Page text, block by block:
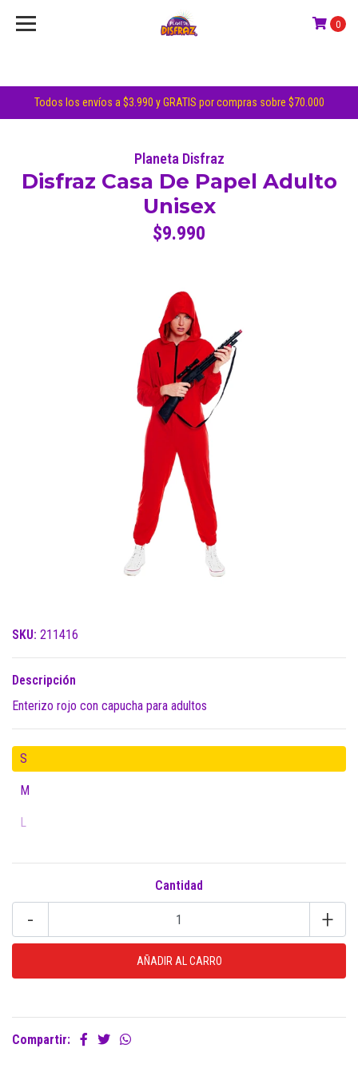
Todos los envíos a $3.990 y GRATIS por compras sobre $70.000
0
Planeta Disfraz
Disfraz Casa De Papel Adulto
Unisex
$9.990
SKU: 211416
Descripción
Enterizo rojo con capucha para adultos
S
M
L
Cantidad
- +
Compartir: